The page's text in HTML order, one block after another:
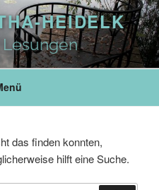
HEIDELK
Lesungen
das finden konnten,
hilft eine Suche.